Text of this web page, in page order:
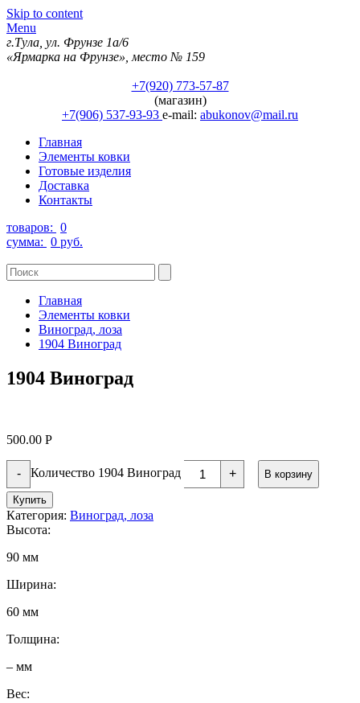
Skip to content
Menu
г.Тула, ул. Фрунзе 1а/6
«Ярмарка на Фрунзе», место № 159
+7(920) 773-57-87
(магазин)
+7(906) 537-93-93 e-mail: abukonov@mail.ru
Главная
Элементы ковки
Готовые изделия
Доставка
Контакты
товаров: 0
сумма: 0 руб.
Главная
Элементы ковки
Виноград, лоза
1904 Виноград
1904 Виноград
500.00 Р
- Количество 1904 Виноград + В корзину
Купить
Категория: Виноград, лоза
Высота:
90 мм
Ширина:
60 мм
Толщина:
– мм
Вес: